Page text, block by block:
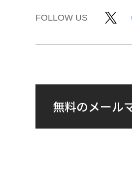
FOLLOW US
無料のメール